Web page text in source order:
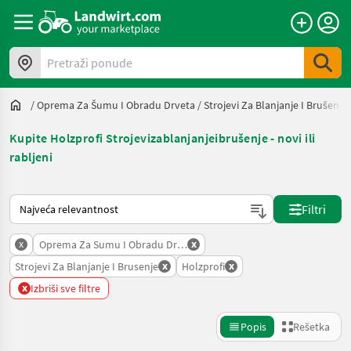
Pretraži ponude
/Oprema Za Šumu I Obradu Drveta /Strojevi Za Blanjanje I Brušenje
Kupite Holzprofi Strojevizablanjanjeibrušenje - novi ili
rabljeni
Tako se sortira na Landwirt.com
Filtri
x Oprema Za Sumu I Obradu Drveta
x
Strojevi Za Blanjanje I Brusenje x Holzprofi x
x Izbriši sve filtre
Popis Rešetka